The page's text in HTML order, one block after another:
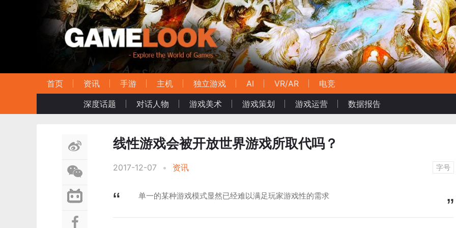
首页 资讯 手游 主机 独立游戏 AI VR/AR
电竞
深度话题
对话人物 游戏美术 游戏策划 游戏运营 数据报告
线性游戏会被开放世界游戏所取代吗？
2017-12-07 • 资讯 字号
单一的某种游戏模式显然已经难以满足玩家游戏性的需求